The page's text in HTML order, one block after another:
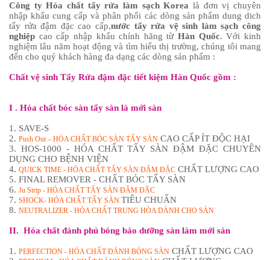
Công ty Hóa chất tẩy rửa làm sạch Korea là đơn vị chuyên
nhập khẩu cung cấp và phân phối các dòng sản phẩm dung dich
tẩy rửa đậm đặc cao cấp,nước tẩy rửa vệ sinh làm sạch công
nghiệp cao cấp nhập khẩu chính hãng từHàn Quốc. Với kinh
nghiệm lâu năm hoạt động và tìm hiểu thị trường, chúng tôi mang
đến cho quý khách hàng đa dạng các dòng sản phẩm :
Chất vệ sinh Tẩy Rửa đậm đặc tiết kiệm Hàn Quốc gồm :
I . Hóa chất bóc sàn tẩy sàn là mới sàn
1. SAVE-S
2. Push Out – HÓA CHẤT BÓC SÀN TẨY SÀN CAO CẤP ÍT ĐỘC HẠI
3. HOS-1000 - HÓA CHẤT TẨY SÀN ĐẬM ĐẶC CHUYÊN
DỤNG CHO BỆNH VIỆN
4. QUICK TIME - HÓA CHẤT TẨY SÀN ĐẬM ĐẶC CHẤT LƯỢNG CAO
5. FINAL REMOVER - CHẤT BÓC TẨY SÀN
6. Ju Strip - HÓA CHẤT TẨY SÀN ĐẬM ĐẶC
7. SHOCK- HÓA CHẤT TẨY SÀN TIÊU CHUẨN
8. NEUTRALIZER - HÓA CHẤT TRUNG HÒA DÀNH CHO SÀN
II. Hóa chất đánh phủ bóng bảo dưỡng sàn làm mới sàn
1. PERFECTION - HÓA CHẤT ĐÁNH BÓNG SÀN CHẤT LƯỢNG CAO